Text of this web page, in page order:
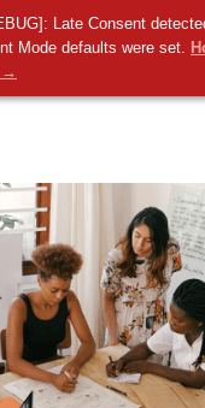
Late Consent
Mode defaults were set.
→